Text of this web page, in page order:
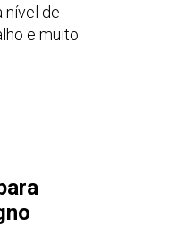
nível de
e muito